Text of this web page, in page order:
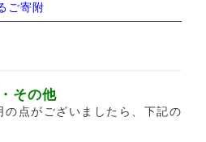
ご寄附
その他
点がございましたら、下記の